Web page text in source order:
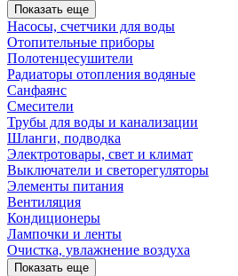
Показать еще
Насосы, счетчики для воды
Отопительные приборы
Полотенцесушители
Радиаторы отопления водяные
Санфаянс
Смесители
Трубы для воды и канализации
Шланги, подводка
Электротовары, свет и климат
Выключатели и светорегуляторы
Элементы питания
Вентиляция
Кондиционеры
Лампочки и ленты
Очистка, увлажнение воздуха
Показать еще